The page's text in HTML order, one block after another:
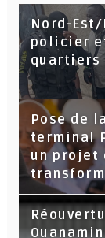
Nord-
policier
quartiers
Pose de
terminal
un projet